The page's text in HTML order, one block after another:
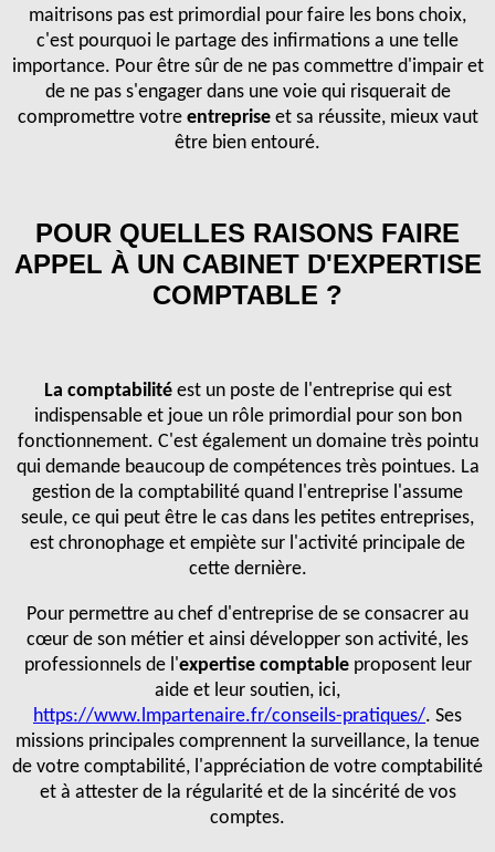
maitrisons pas est primordial pour faire les bons choix,
c'est pourquoi le partage des infirmations a une telle
importance. Pour être sûr de ne pas commettre d'impair et
de ne pas s'engager dans une voie qui risquerait de
compromettre votre entrepriseet sa réussite, mieux vaut
être bien entouré.
POUR QUELLES RAISONS FAIRE
APPEL À UN CABINET D'EXPERTISE
COMPTABLE ?
La comptabilitéest un poste de l'entreprise qui est
indispensable et joue un rôle primordial pour son bon
fonctionnement. C'est également un domaine très pointu
qui demande beaucoup de compétences très pointues. La
gestion de la comptabilité quand l'entreprise l'assume
seule, ce qui peut être le cas dans les petites entreprises,
est chronophage et empiète sur l'activité principale de
cette dernière.
Pour permettre au chef d'entreprise de se consacrer au
cœur de son métier et ainsi développer son activité, les
professionnels de l'expertise comptableproposent leur
aide et leur soutien, ici,
https://www.lmpartenaire.fr/conseils-pratiques/. Ses
missions principales comprennent la surveillance, la tenue
de votre comptabilité, l'appréciation de votre comptabilité
et à attester de la régularité et de la sincérité de vos
comptes.